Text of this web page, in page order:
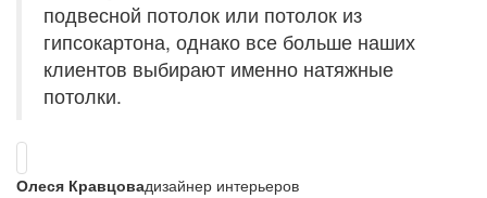
подвесной потолок или потолок из
гипсокартона, однако все больше наших
клиентов выбирают именно натяжные
потолки.
Олеся Кравцовадизайнер интерьеров